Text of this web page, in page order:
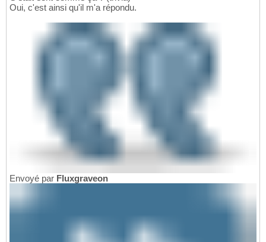
Oui, c'est ainsi qu'il m'a répondu.
Envoyé par Fluxgraveon